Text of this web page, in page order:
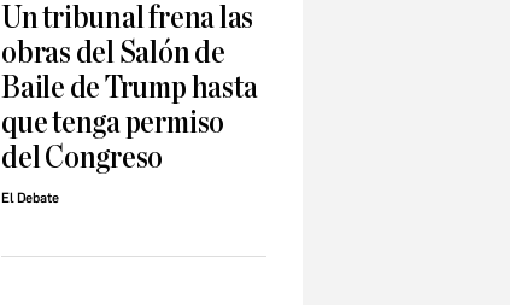
Un tribunal frena las
obras del Salón de
Baile de Trump hasta
que tenga permiso
del Congreso
El Debate